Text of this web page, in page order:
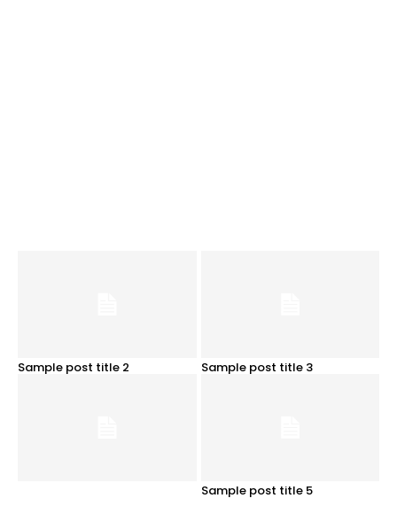
Sample post title 2 Sample post title 3
Sample post title 5